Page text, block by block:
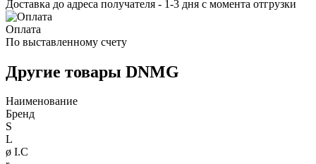
Доставка до адреса получателя - 1-3 дня с момента отгрузки
Оплата
По выставленному счету
Другие товары DNMG
Наименование
Бренд
S
L
ø I.C